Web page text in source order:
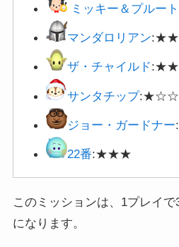
ミッキー＆プルート
マンダロリアン
ザ・チャイルド
サンタチップ:★☆☆
ジョー・ガードナー
22番:★★★
このミッションは、1プレイ
になります。